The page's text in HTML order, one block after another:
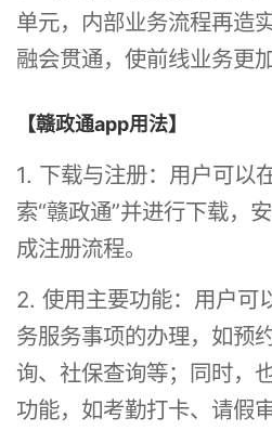
单元，内部业务流程再造
融会贯通，使前线业务更
【赣政通app用法】
1. 下载与注册：用户可以
索“赣政通”并进行下载，
成注册流程。
2. 使用主要功能：用户可
务服务事项的办理，如预
询、社保查询等；同时，
功能，如考勤打卡、请假